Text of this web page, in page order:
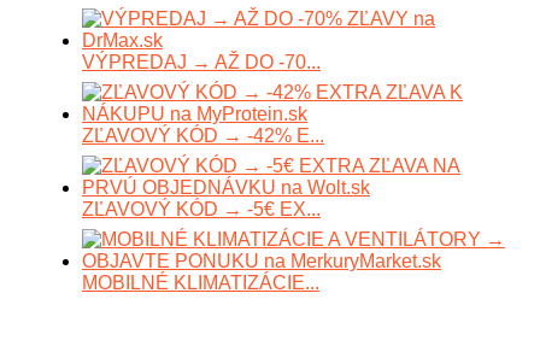
VÝPREDAJ → AŽ DO -70...
ZĽAVOVÝ KÓD → -42% E...
ZĽAVOVÝ KÓD → -5€ EX...
MOBILNÉ KLIMATIZÁCIE...